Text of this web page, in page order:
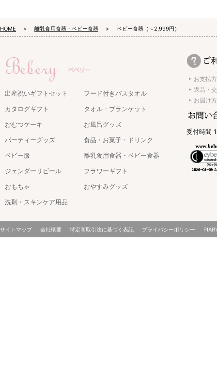
HOME 離乳食用食器・ベビー食器 ベビー食器（～2,999円）
出産祝いギフトセット
フード付きバスタオル
カタログギフト
タオル・ブランケット
おむつケーキ
お風呂グッズ
パーティーグッズ
食品・お菓子・ドリンク
ベビー服
離乳食用食器・ベビー食器
ジェンダーリビール
フラワーギフト
おもちゃ
おやすみグッズ
洗剤・スキンケア用品
お支払
返品・
お届け
受付時間
サイトマップ 会社概要 特定商取引法に基づく表記 プライバシーポリシー